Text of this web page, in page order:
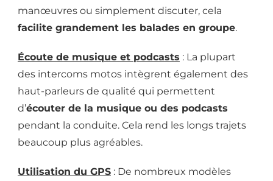
manœuvres ou simplement discuter, cela
facilite grandement les balades en groupe.
Écoute de musique et podcasts : La plupart
des intercoms motos intègrent également des
haut-parleurs de qualité qui permettent
d’écouter de la musique ou des podcasts
pendant la conduite. Cela rend les longs trajets
beaucoup plus agréables.
Utilisation du GPS : De nombreux modèles